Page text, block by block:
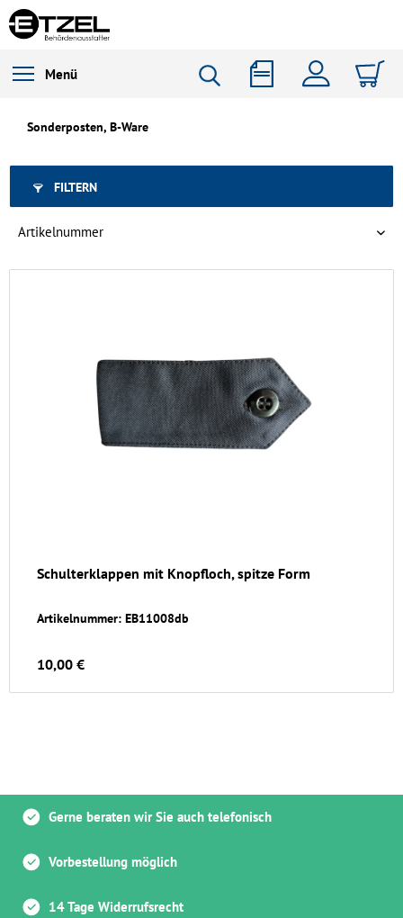
Menü
Sonderposten, B-Ware
FILTERN
Schulterklappen mit Knopfloch, spitze Form
Artikelnummer: EB11008db
10,00 €
Gerne beraten wir Sie auch telefonisch
Vorbestellung möglich
14 Tage Widerrufsrecht